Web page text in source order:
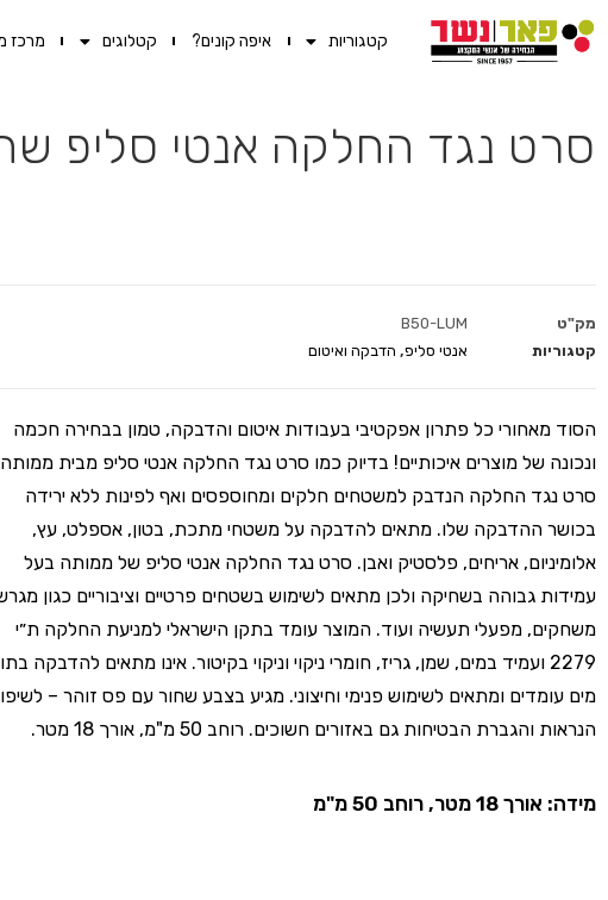
קטגוריות איפה קונים? קטלוגים מרכז
סרט נגד החלקה אנטי סליפ שחור
מק"ט
B50-LUM
קטגוריות
אנטי סליפ, הדבקה ואיטום
הסוד מאחורי כל פתרון אפקטיבי בעבודות איטום והדבקה, טמון בבחירה חכמה
ונכונה של מוצרים איכותיים! בדיוק כמו סרט נגד החלקה אנטי סליפ מבית
סרט נגד החלקה הנדבק למשטחים חלקים ומחוספסים ואף לפינות ללא ירידה
בכושר ההדבקה שלו. מתאים להדבקה על משטחי מתכת, בטון, אספלט, עץ,
אלומיניום, אריחים, פלסטיק ואבן. סרט נגד החלקה אנטי סליפ של ממותה בעל
עמידות גבוהה בשחיקה ולכן מתאים לשימוש בשטחים פרטיים וציבוריים כגון
משחקים, מפעלי תעשיה ועוד. המוצר עומד בתקן הישראלי למניעת החלקה ת״י
2279 ועמיד במים, שמן, גריז, חומרי ניקוי וניקוי בקיטור. אינו מתאים להדבקה
מים עומדים ומתאים לשימוש פנימי וחיצוני. מגיע בצבע שחור עם פס זוהר –
הנראות והגברת הבטיחות גם באזורים חשוכים. רוחב 50 מ"מ, אורך 18 מטר.
מידה: אורך 18 מטר, רוחב 50 מ"מ